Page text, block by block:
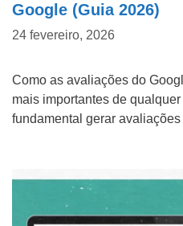
Google (Guia 2026)
24 fevereiro, 2026
Como as avaliações do
mais importantes de
fundamental gerar